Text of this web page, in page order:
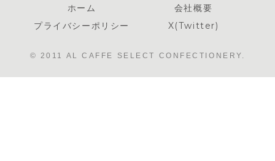
ホーム
会社概要
プライバシーポリシー
X(Twitter)
© 2011 AL CAFFE SELECT CONFECTIONERY.